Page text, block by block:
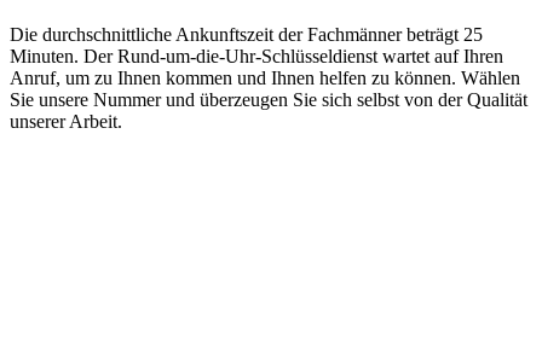
Die durchschnittliche Ankunftszeit der Fachmänner beträgt 25
Minuten. Der Rund-um-die-Uhr-Schlüsseldienst wartet auf Ihren
Anruf, um zu Ihnen kommen und Ihnen helfen zu können. Wählen
Sie unsere Nummer und überzeugen Sie sich selbst von der Qualität
unserer Arbeit.